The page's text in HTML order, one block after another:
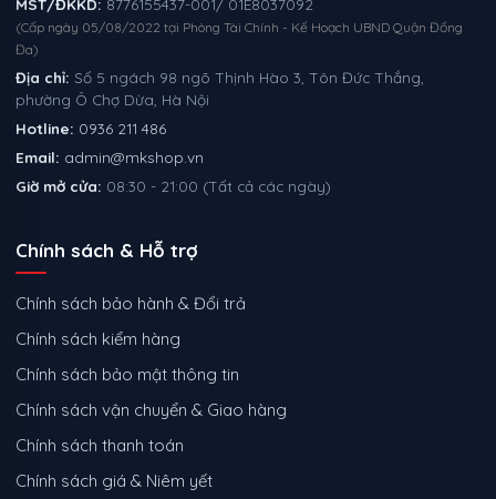
MST/ĐKKD: 8776155437-001/ 01E8037092
(Cấp ngày 05/08/2022 tại Phòng Tài Chính - Kế Hoạch UBND Quận Đống
Đa)
Địa chỉ: Số 5 ngách 98 ngõ Thịnh Hào 3, Tôn Đức Thắng,
phường Ô Chợ Dừa, Hà Nội
Hotline: 0936 211 486
Email: admin@mkshop.vn
Giờ mở cửa: 08:30 - 21:00 (Tất cả các ngày)
Chính sách & Hỗ trợ
Chính sách bảo hành & Đổi trả
Chính sách kiểm hàng
Chính sách bảo mật thông tin
Chính sách vận chuyển & Giao hàng
Chính sách thanh toán
Chính sách giá & Niêm yết